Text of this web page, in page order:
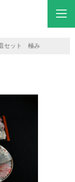
セット 極み